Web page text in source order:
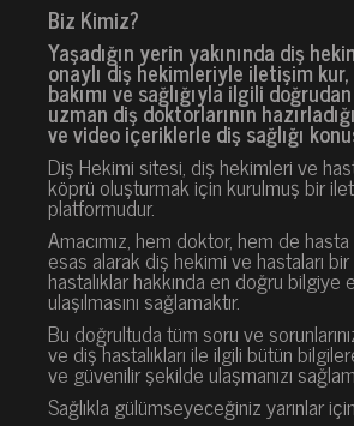
Biz Kimiz?
Yaşadığın yerin yakınında diş
onaylı diş hekimleriyle iletişim
bakımı ve sağlığıyla ilgili
uzman diş doktorlarının
ve video içeriklerle diş sağlığı
Diş Hekimi sitesi, diş hekimleri ve
köprü oluşturmak için kurulmuş bir
platformudur.
Amacımız, hem doktor, hem de
esas alarak diş hekimi ve hastaları
hastalıklar hakkında en doğru
ulaşılmasını sağlamaktır.
Bu doğrultuda tüm soru ve
ve diş hastalıkları ile ilgili bütün
ve güvenilir şekilde ulaşmanızı
Sağlıkla gülümseyeceğiniz yarınlar